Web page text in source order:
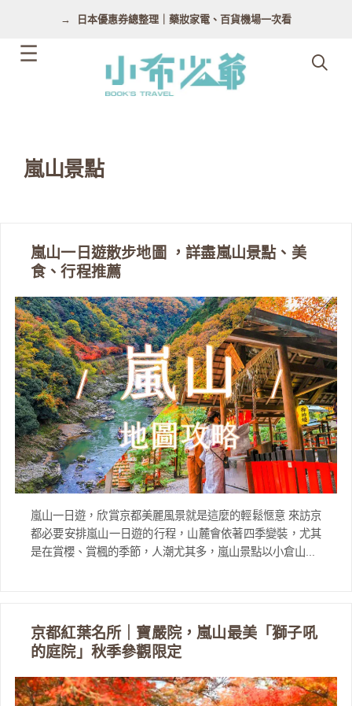
日本優惠券總整理｜藥妝家電、百貨機場一次看
嵐山景點
嵐山一日遊散步地圖 ，詳盡嵐山景點、美
食、行程推薦
嵐山一日遊，欣賞京都美麗風景就是這麼的輕鬆愜意 來訪京
都必要安排嵐山一日遊的行程，山麓會依著四季變裝，尤其
是在賞櫻、賞楓的季節，人潮尤其多，嵐山景點以小倉山...
京都紅葉名所｜寶嚴院，嵐山最美「獅子吼
的庭院」秋季參觀限定